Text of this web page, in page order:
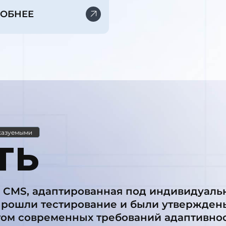
адаптированная под
тестирование и были
современных требований